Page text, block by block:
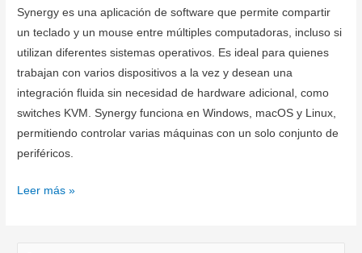
Synergy es una aplicación de software que permite compartir
un teclado y un mouse entre múltiples computadoras, incluso si
utilizan diferentes sistemas operativos. Es ideal para quienes
trabajan con varios dispositivos a la vez y desean una
integración fluida sin necesidad de hardware adicional, como
switches KVM. Synergy funciona en Windows, macOS y Linux,
permitiendo controlar varias máquinas con un solo conjunto de
periféricos.
Synergy:
Leer más »